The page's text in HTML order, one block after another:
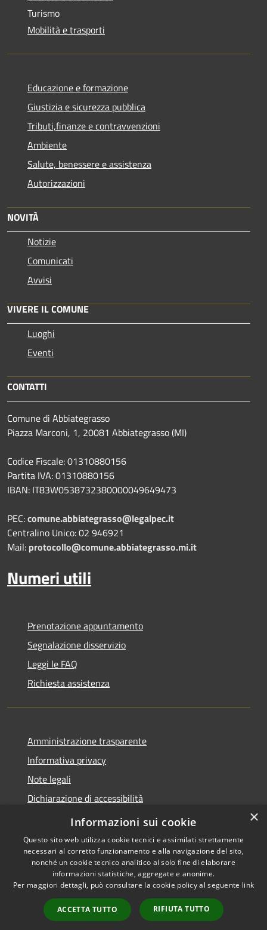
Turismo
Mobilità e trasporti
Educazione e formazione
Giustizia e sicurezza pubblica
Tributi,finanze e contravvenzioni
Ambiente
Salute, benessere e assistenza
Autorizzazioni
NOVITÀ
Notizie
Comunicati
Avvisi
VIVERE IL COMUNE
Luoghi
Eventi
CONTATTI
Comune di Abbiategrasso
Piazza Marconi, 1, 20081 Abbiategrasso (MI)
Codice Fiscale: 01310880156
Partita IVA: 01310880156
IBAN: IT83W0538732380000049649473
PEC:comune.abbiategrasso@legalpec.it
Centralino Unico: 02 946921
Mail: protocollo@comune.abbiategrasso.mi.it
Numeri utili
Prenotazione appuntamento
Segnalazione disservizio
Leggi le FAQ
Richiesta assistenza
Amministrazione trasparente
Informativa privacy
Note legali
Dichiarazione di accessibilità
Whistleblowing
Accessibilità
Copyright © 2026 • Comune di
Abbiategrasso • Powered by
Municipium•
Accesso
redazione
×
Informazioni sui cookie
Questo sito web utilizza cookie tecnici e assimilati strettamente
necessari al corretto funzionamento e alla navigazione del sito,
nonché un cookie tecnico analitico al solo fine di elaborare
informazioni statistiche, aggregate e anonime.
Per maggiori dettagli, può consultare la cookie policy al seguente link
ACCETTA TUTTO RIFIUTA TUTTO